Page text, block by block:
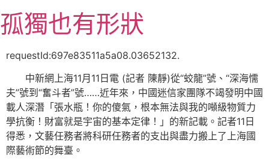
至
主
孤獨也有形狀
requestId:697e83511a5a08.03652132.
中新網上海11月11日電 (記者 陳靜)從“蛟龍”號、“深海懦
夫”號到“奮斗者”號……近年來，中國迷信家團隊不竭發明中國
載人深潛「張水瓶！你的傻氣，根本無法與我的噸級物質力
學抗衡！財富就是宇宙的基本定律！」的新記載。記者11日
得悉，文藝任務者將科研任務者的支出與盡力搬上了上海國
際藝術節的舞臺。